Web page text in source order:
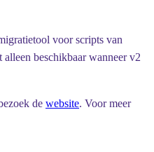
voor scripts van
beschikbaar wanneer v2
de website. Voor meer